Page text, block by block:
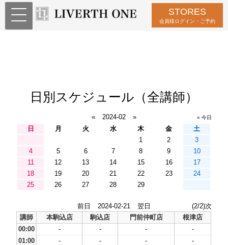
STORES
会員様ログイン・ご予約
日別スケジュール（全講師）
« 2024-02 » » 今日
日 月 火 水 木 金
土
1
2
3
4
5 6 7 8 9
10
11
12 13 14 15 16
17
18
19 20 21 22 23
24
25
26 27 28 29
前日 2024-02-21 翌日
(2/2)次
講師
本駒込店 駒込店 門前仲町店
根津店
00:00
- - -
-
01:00
- - -
-